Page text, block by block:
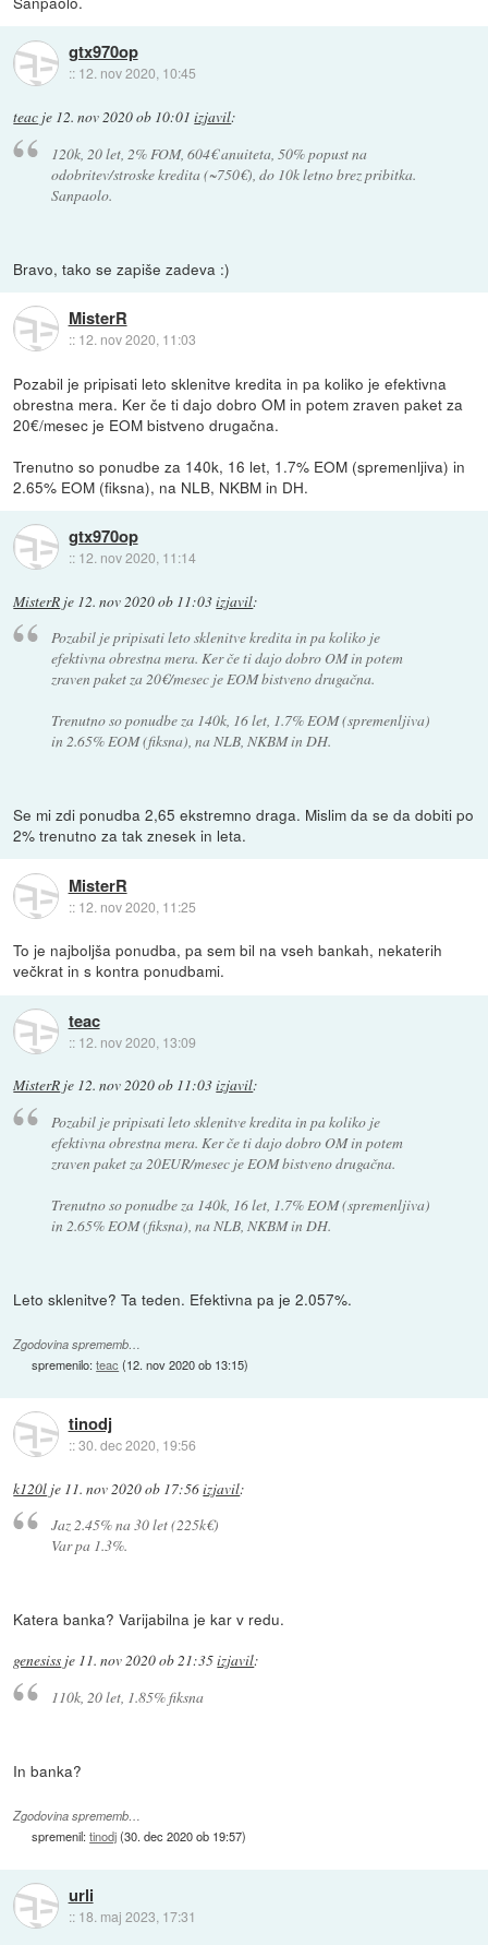
gtx970op
:: 12. nov 2020, 10:45
teac je 12. nov 2020 ob 10:01 izjavil:
120k, 20 let, 2% FOM, 604€ anuiteta, 50% popust na
odobritev/stroske kredita (~750€), do 10k letno brez pribitka.
Sanpaolo.
Bravo, tako se zapiše zadeva :)
MisterR
:: 12. nov 2020, 11:03
Pozabil je pripisati leto sklenitve kredita in pa koliko je efektivna
obrestna mera. Ker če ti dajo dobro OM in potem zraven paket za
20€/mesec je EOM bistveno drugačna.
Trenutno so ponudbe za 140k, 16 let, 1.7% EOM (spremenljiva) in
2.65% EOM (fiksna), na NLB, NKBM in DH.
gtx970op
:: 12. nov 2020, 11:14
MisterR je 12. nov 2020 ob 11:03izjavil:
Pozabil je pripisati leto sklenitve kredita in pa koliko je
efektivna obrestna mera. Ker če ti dajo dobro OM in potem
zraven paket za 20€/mesec je EOM bistveno drugačna.
Trenutno so ponudbe za 140k, 16 let, 1.7% EOM (spremenljiva)
in 2.65% EOM (fiksna), na NLB, NKBM in DH.
Se mi zdi ponudba 2,65 ekstremno draga. Mislim da se da dobiti po
2% trenutno za tak znesek in leta.
MisterR
:: 12. nov 2020, 11:25
To je najboljša ponudba, pa sem bil na vseh bankah, nekaterih
večkrat in s kontra ponudbami.
teac
:: 12. nov 2020, 13:09
MisterR je 12. nov 2020 ob 11:03izjavil:
Pozabil je pripisati leto sklenitve kredita in pa koliko je
efektivna obrestna mera. Ker če ti dajo dobro OM in potem
zraven paket za 20EUR/mesec je EOM bistveno drugačna.
Trenutno so ponudbe za 140k, 16 let, 1.7% EOM (spremenljiva)
in 2.65% EOM (fiksna), na NLB, NKBM in DH.
Leto sklenitve? Ta teden. Efektivna pa je 2.057%.
Zgodovina sprememb…
spremenilo:teac (12. nov 2020 ob 13:15)
tinodj
::30. dec 2020, 19:56
k120l je 11. nov 2020 ob 17:56izjavil:
Jaz 2.45% na 30 let (225k€)
Var pa 1.3%.
Katera banka? Varijabilna je kar v redu.
genesiss je 11. nov 2020 ob 21:35izjavil:
110k, 20 let, 1.85% fiksna
In banka?
Zgodovina sprememb…
spremenil:tinodj(30. dec 2020 ob 19:57)
urli
:: 18. maj 2023, 17:31